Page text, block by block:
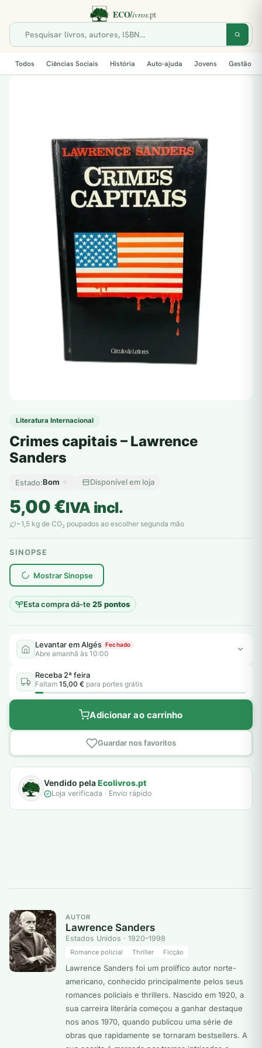
Todos Ciências Sociais História Auto-ajuda Jovens Gestão
Literatura Internacional
Crimes capitais – Lawrence
Sanders
Estado:Bom Disponível em loja
5,00€IVA incl.
~1,5 kg de CO2 poupados ao escolher segunda mão
SINOPSE
Mostrar Sinopse
Esta compra dá-te25 pontos
plantar árvores reais
Levantar em Algés Fechado
Abre amanhã às 10:00
Receba 2ª feira
Faltam 15,00 € para portes grátis
Adicionar ao carrinho
Guardar nos favoritos
Vendido pelaEcolivros.pt
Loja verificada · Envio rápido
AUTOR
Lawrence Sanders
Estados Unidos · 1920–1998
Romance policial Thriller Ficção
Lawrence Sanders foi um prolífico autor norte-
americano, conhecido principalmente pelos seus
romances policiais e thrillers. Nascido em 1920, a
sua carreira literária começou a ganhar destaque
nos anos 1970, quando publicou uma série de
obras que rapidamente se tornaram bestsellers. A